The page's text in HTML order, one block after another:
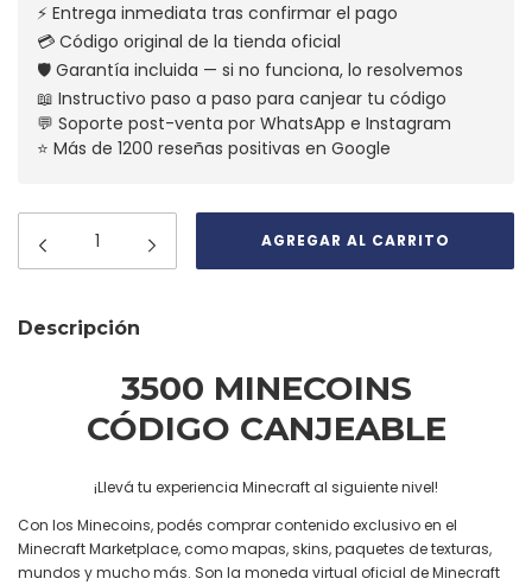
⚡ Entrega inmediata tras confirmar el pago
💳 Código original de la tienda oficial
🛡️ Garantía incluida — si no funciona, lo resolvemos
📖 Instructivo paso a paso para canjear tu código
💬 Soporte post-venta por WhatsApp e Instagram
⭐ Más de 1200 reseñas positivas en Google
Descripción
3500 MINECOINS
CÓDIGO CANJEABLE
¡Llevá tu experiencia Minecraft al siguiente nivel!
Con los Minecoins, podés comprar contenido exclusivo en el
Minecraft Marketplace, como mapas, skins, paquetes de texturas,
mundos y mucho más. Son la moneda virtual oficial de Minecraft